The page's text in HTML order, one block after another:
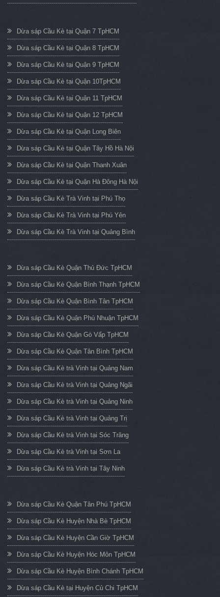
Dừa sáp Cầu Kè tại Quận 7 TpHCM
Dừa sáp Cầu Kè tại Quận 8 TpHCM
Dừa sáp Cầu Kè tại Quận 9 TpHCM
Dừa sáp Cầu Kè tại Quận 10TpHCM
Dừa sáp Cầu Kè tại Quận 11 TpHCM
Dừa sáp Cầu Kè tại Quận 12 TpHCM
Dừa sáp Cầu Kè tại Quận Long Biên
Dừa sáp Cầu Kè tại Quận Tây Hồ Hà Nội
Dừa sáp Cầu Kè tại Quận Thanh Xuân
Dừa sáp Cầu Kè tại Quận Hà Đông Hà Nội
Dừa sáp Cầu Kè Trà Vinh tại Phú Thọ
Dừa sáp Cầu Kè Trà Vinh tại Phú Yên
Dừa sáp Cầu Kè Trà Vinh tại Quảng Bình
Dừa sáp Cầu Kè Quận Thủ Đức TpHCM
Dừa sáp Cầu Kè Quận Bình Thạnh TpHCM
Dừa sáp Cầu Kè Quận Bình Tân TpHCM
Dừa sáp Cầu Kè Quận Phú Nhuận TpHCM
Dừa sáp Cầu Kè Quận Gò Vấp TpHCM
Dừa sáp Cầu Kè Quận Tân Bình TpHCM
Dừa sáp Cầu Kè trà Vinh tại Quảng Nam
Dừa sáp Cầu Kè trà Vinh tại Quảng Ngãi
Dừa sáp Cầu Kè trà Vinh tại Quảng Ninh
Dừa sáp Cầu Kè trà Vinh tại Quảng Trị
Dừa sáp Cầu Kè trà Vinh tại Sóc Trăng
Dừa sáp Cầu Kè trà Vinh tại Sơn La
Dừa sáp Cầu Kè trà Vinh tại Tây Ninh
Dừa sáp Cầu Kè Quận Tân Phú TpHCM
Dừa sáp Cầu Kè Huyện Nhà Bè TpHCM
Dừa sáp Cầu Kè Huyện Cần Giờ TpHCM
Dừa sáp Cầu Kè Huyện Hóc Môn TpHCM
Dừa sáp Cầu Kè Huyện Bình Chánh TpHCM
Dừa sáp Cầu Kè tại Huyện Củ Chi TpHCM